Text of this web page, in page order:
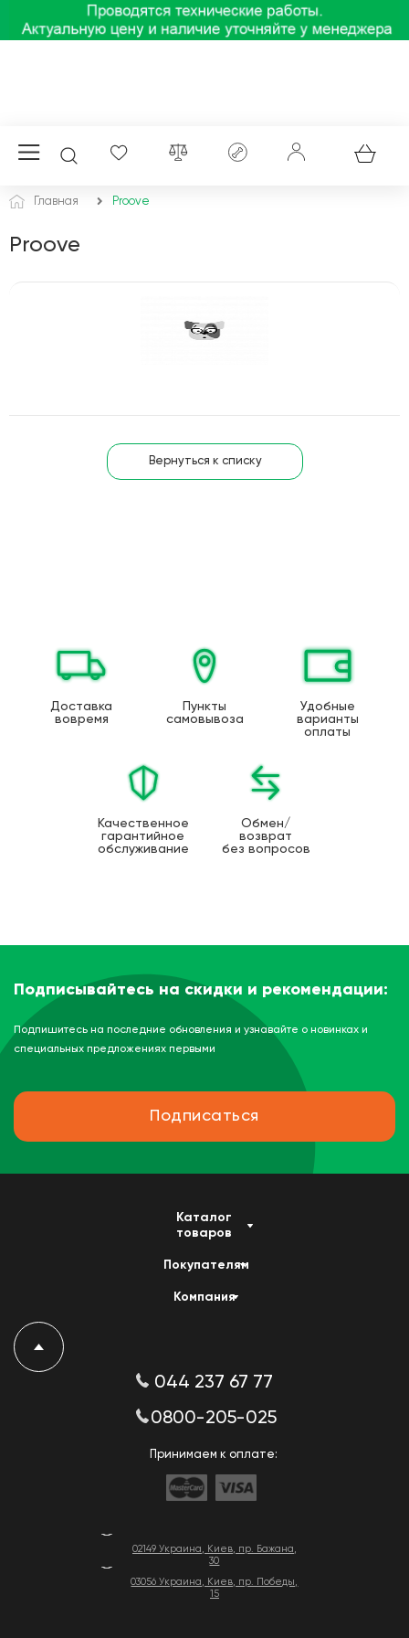
Главная Proove
Proove
Вернуться к списку
Доставка
вовремя
Пункты
самовывоза
Удобные
варианты
оплаты
Качественное
гарантийное
обслуживание
Обмен/
возврат
без вопросов
Подписывайтесь на скидки и рекомендации:
Подпишитесь на последние обновления и узнавайте о новинках и
специальных предложениях первыми
Подписаться
02149 Украина, Киев, пр. Бажана,
30
03056 Украина, Киев, пр. Победы,
15
Каталог
товаров
Покупателям
Компания
044 237 67 77
0800-205-025
Принимаем к оплате: